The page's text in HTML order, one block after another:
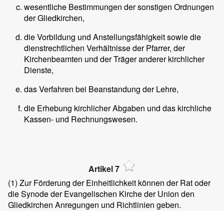
wesentliche Bestimmungen der sonstigen Ordnungen
der Gliedkirchen,
die Vorbildung und Anstellungsfähigkeit sowie die
dienstrechtlichen Verhältnisse der Pfarrer, der
Kirchenbeamten und der Träger anderer kirchlicher
Dienste,
das Verfahren bei Beanstandung der Lehre,
die Erhebung kirchlicher Abgaben und das kirchliche
Kassen- und Rechnungswesen.
Artikel 7
(1) Zur Förderung der Einheitlichkeit können der Rat oder
die Synode der Evangelischen Kirche der Union den
Gliedkirchen Anregungen und Richtlinien geben.